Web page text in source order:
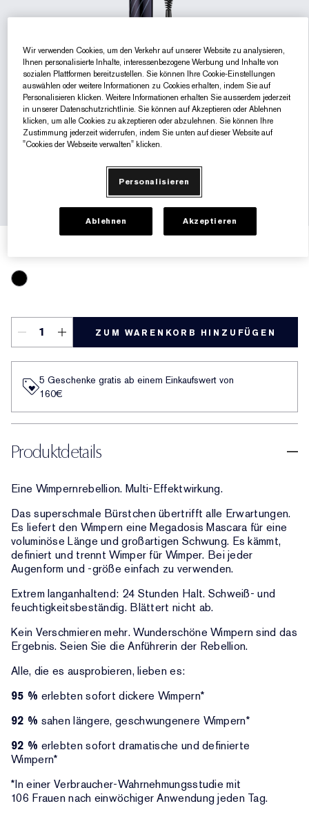
Gezielte Pflege
Lippenpflege
Resilience Multi-Effect
Pink Ribbon Kollektion​
Sonnenschutz Essentials
Letzte Chance
Beauty Refills​
Makeup-Entferner
Makeup-Refills
Foundation-Finder
Letzte Chance
Beauty Refills​
White Linen
Private Collection
The House of Estée Lauder
AERIN Die Duft-Kollektion
Wild Geranium
Fleur De Peony
AERIN Sets & Geschenke
Fragrance Finder
Die Welt von AERIN
ZUM WARENKORB HINZUFÜGEN
5 Geschenke gratis ab einem Einkaufswert von
160€​
Produktdetails
Eine Wimpernrebellion. Multi-Effektwirkung.
Das superschmale Bürstchen übertrifft alle Erwartungen.
Es liefert den Wimpern eine Megadosis Mascara für eine
voluminöse Länge und großartigen Schwung. Es kämmt,
definiert und trennt Wimper für Wimper. Bei jeder
Augenform und -größe einfach zu verwenden.
Extrem langanhaltend: 24 Stunden Halt. Schweiß- und
feuchtigkeitsbeständig. Blättert nicht ab.
Kein Verschmieren mehr. Wunderschöne Wimpern sind das
Ergebnis. Seien Sie die Anführerin der Rebellion.
Alle, die es ausprobieren, lieben es:
95 % erlebten sofort dickere Wimpern*
92 % sahen längere, geschwungenere Wimpern*
92 % erlebten sofort dramatische und definierte
Wimpern*
*In einer Verbraucher-Wahrnehmungsstudie mit
106 Frauen nach einwöchiger Anwendung jeden Tag.
Wir verwenden Cookies, um den Verkehr auf unserer Website zu analysieren,
Ihnen personalisierte Inhalte, interessenbezogene Werbung und Inhalte von
sozialen Plattformen bereitzustellen. Sie können Ihre Cookie-Einstellungen
auswählen oder weitere Informationen zu Cookies erhalten, indem Sie auf
Personalisieren klicken. Weitere Informationen erhalten Sie ausserdem jederzeit
in unserer Datenschutzrichtlinie. Sie können auf Akzeptieren oder Ablehnen
klicken, um alle Cookies zu akzeptieren oder abzulehnen. Sie können Ihre
Zustimmung jederzeit widerrufen, indem Sie unten auf dieser Website auf
"Cookies der Webseite verwalten" klicken.
Personalisieren
Ablehnen Akzeptieren